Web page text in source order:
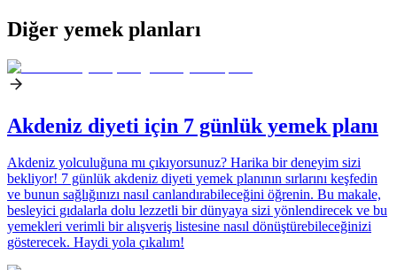
Diğer yemek planları
Akdeniz diyeti için 7 günlük yemek planı
Akdeniz yolculuğuna mı çıkıyorsunuz? Harika bir deneyim sizi
bekliyor! 7 günlük akdeniz diyeti yemek planının sırlarını keşfedin
ve bunun sağlığınızı nasıl canlandırabileceğini öğrenin. Bu makale,
besleyici gıdalarla dolu lezzetli bir dünyaya sizi yönlendirecek ve bu
yemekleri verimli bir alışveriş listesine nasıl dönüştürebileceğinizi
gösterecek. Haydi yola çıkalım!